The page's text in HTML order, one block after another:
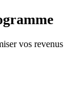
vos revenus